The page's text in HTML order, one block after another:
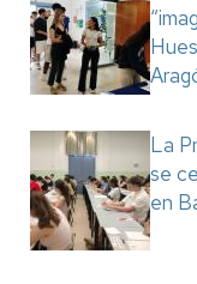
La
se
en